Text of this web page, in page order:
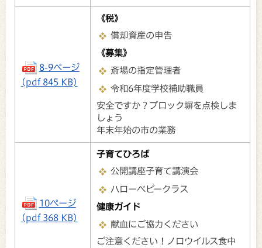
8-9ページ
(pdf 845 KB)
《税》
償却資産の申告
《募集》
斎場の指定管理者
令和6年度学校補助職員
安全ですか？ブロック塀を点検しま
しょう
年末年始の市の業務
10ページ
(pdf 368 KB)
子育てひろば
公開講座子育て講演会
ハローベビークラス
健康ガイド
献血にご協力ください
ご注意ください！ノロウイルス食中